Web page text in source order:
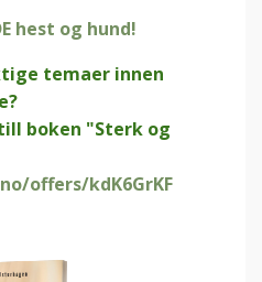
hest og hund!
temaer innen
boken "Sterk og
offers/kdK6GrKF